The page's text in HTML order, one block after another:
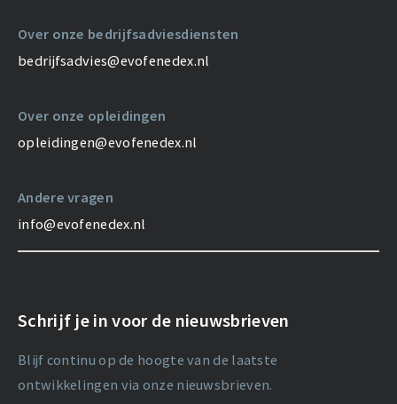
Over onze bedrijfsadviesdiensten
bedrijfsadvies@evofenedex.nl
Over onze opleidingen
opleidingen@evofenedex.nl
Andere vragen
info@evofenedex.nl
Schrijf je in voor de nieuwsbrieven
Blijf continu op de hoogte van de laatste
ontwikkelingen via onze nieuwsbrieven.